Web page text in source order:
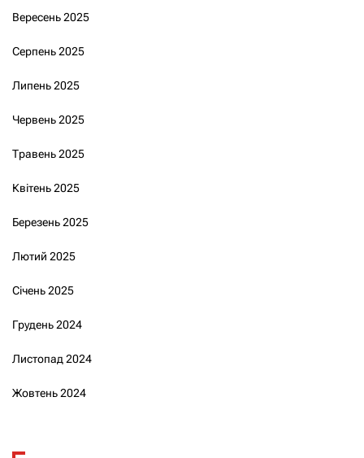
Вересень 2025
Серпень 2025
Липень 2025
Червень 2025
Травень 2025
Квітень 2025
Березень 2025
Лютий 2025
Січень 2025
Грудень 2024
Листопад 2024
Жовтень 2024